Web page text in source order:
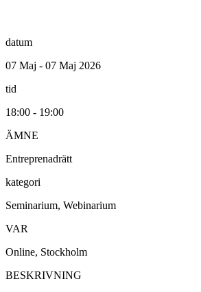
datum
07 Maj - 07 Maj 2026
tid
18:00 - 19:00
ÄMNE
Entreprenadrätt
kategori
Seminarium, Webinarium
VAR
Online, Stockholm
BESKRIVNING